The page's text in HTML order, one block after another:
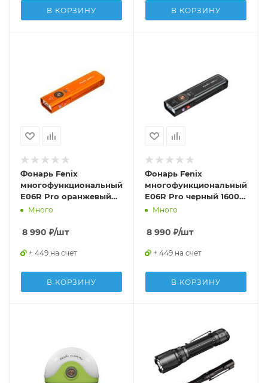
В КОРЗИНУ В КОРЗИНУ
Фонарь Fenix
многофункциональный
E06R Pro оранжевый
1600 люмен
Много
8 990 ₽/шт
+ 449 на счет
В КОРЗИНУ
Фонарь Fenix
многофункциональный
E06R Pro черный 1600
люмен
Много
8 990 ₽/шт
+ 449 на счет
В КОРЗИНУ